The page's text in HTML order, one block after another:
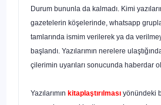
Durum bununla da kalmadı. Kimi
gazetelerin köşelerinde, whatsapp
tamlarında ismim verilerek ya da
başlandı. Yazılarımın nerelere
çilerimin uyarıları sonucunda haberdar
Yazılarımın kitaplaştırılması yönündeki